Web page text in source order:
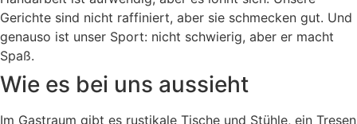
Gerichte sind nicht raffiniert, aber sie schmecken gut. Und
genauso ist unser Sport: nicht schwierig, aber er macht
Spaß.
Wie es bei uns aussieht
Im Gastraum gibt es rustikale Tische und Stühle, ein Tresen